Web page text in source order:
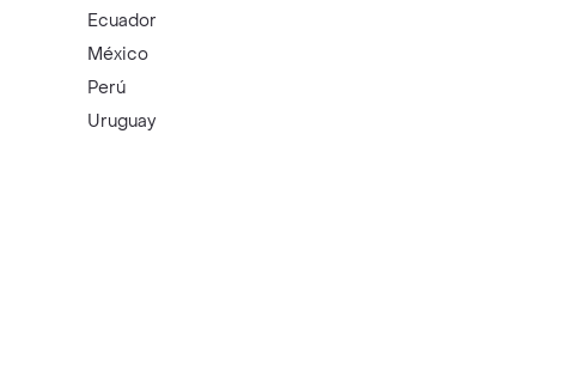
Ecuador
México
Perú
Uruguay